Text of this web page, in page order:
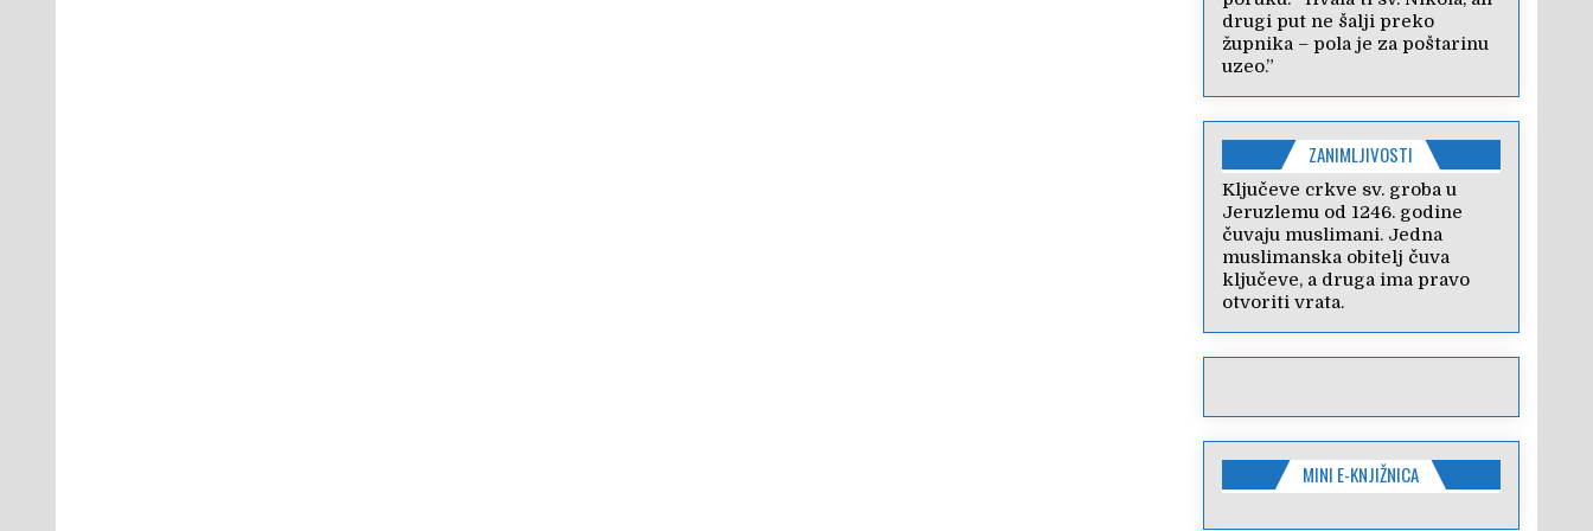
drugi put ne šalji preko
župnika – pola je za poštarinu
uzeo.”
ZANIMLJIVOSTI
Ključeve crkve sv. groba u
Jeruzlemu od 1246. godine
čuvaju muslimani. Jedna
muslimanska obitelj čuva
ključeve, a druga ima pravo
otvoriti vrata.
MINI E-KNJIŽNICA